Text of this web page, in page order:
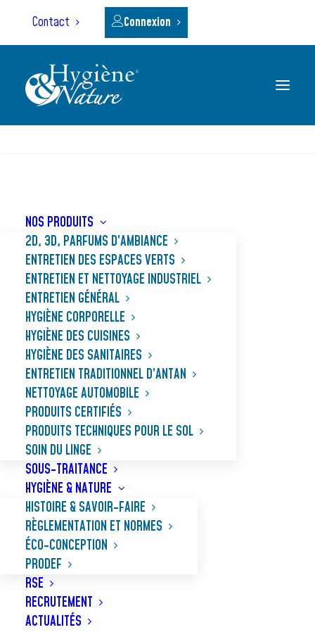
Contact Connexion
NOS PRODUITS
2D, 3D, PARFUMS D’AMBIANCE
ENTRETIEN DES ESPACES VERTS
ENTRETIEN ET NETTOYAGE INDUSTRIEL
ENTRETIEN GÉNÉRAL
HYGIÈNE CORPORELLE
HYGIÈNE DES CUISINES
HYGIÈNE DES SANITAIRES
ENTRETIEN TRADITIONNEL D’ANTAN
NETTOYAGE AUTOMOBILE
PRODUITS CERTIFIÉS
PRODUITS TECHNIQUES POUR LE SOL
SOIN DU LINGE
SOUS-TRAITANCE
HYGIÈNE & NATURE
HISTOIRE & SAVOIR-FAIRE
RÈGLEMENTATION ET NORMES
ÉCO-CONCEPTION
PRODEF
RSE
RECRUTEMENT
ACTUALITÉS
BLUNY V ECOCERT
Gel WC nettoyant détartrant certifié par
Panneau de gestion des cookies